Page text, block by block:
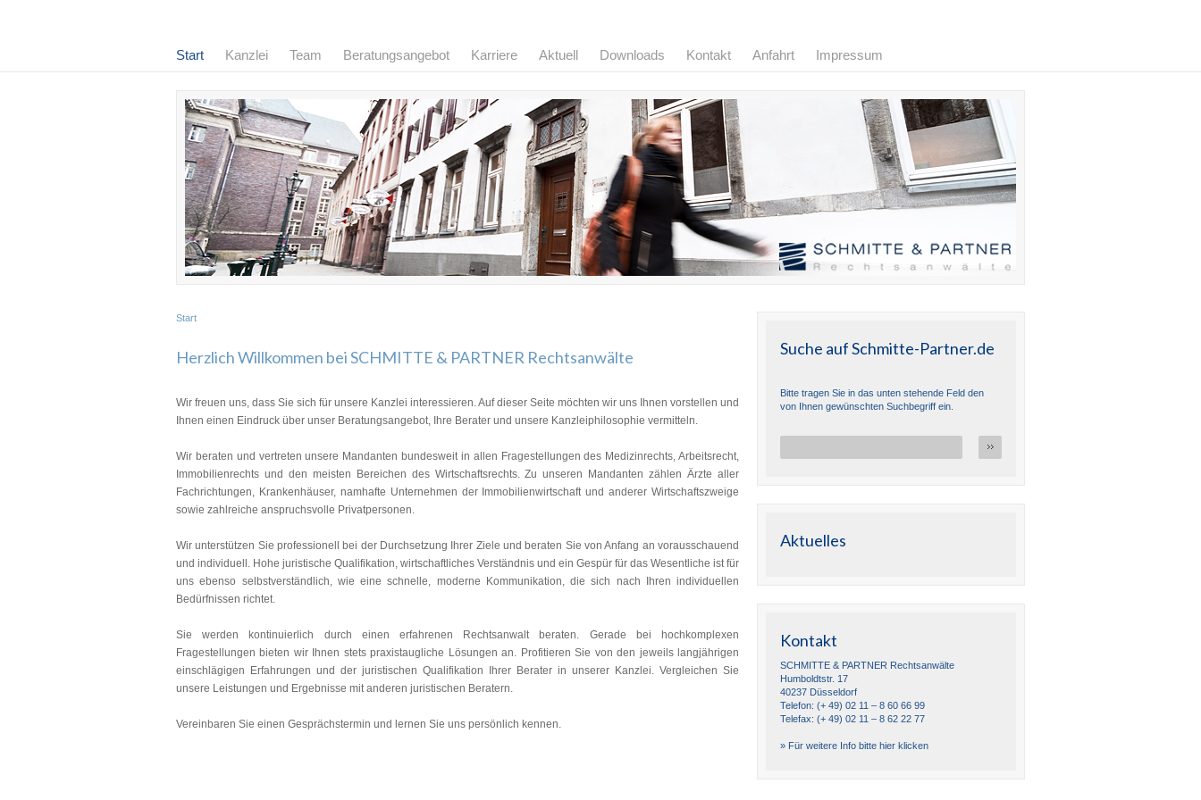
Start Kanzlei Team Beratungsangebot Karriere Aktuell Downloads Kontakt Anfahrt Impressum
Start
Herzlich Willkommen bei SCHMITTE & PARTNER Rechtsanwälte
Wir freuen uns, dass Sie sich für unsere Kanzlei interessieren. Auf dieser Seite möchten wir uns Ihnen vorstellen und
Ihnen einen Eindruck über unser Beratungsangebot, Ihre Berater und unsere Kanzleiphilosophie vermitteln.
Wir beraten und vertreten unsere Mandanten bundesweit in allen Fragestellungen des Medizinrechts, Arbeitsrecht,
Immobilienrechts und den meisten Bereichen des Wirtschaftsrechts. Zu unseren Mandanten zählen Ärzte aller
Fachrichtungen, Krankenhäuser, namhafte Unternehmen der Immobilienwirtschaft und anderer Wirtschaftszweige
sowie zahlreiche anspruchsvolle Privatpersonen.
Wir unterstützen Sie professionell bei der Durchsetzung Ihrer Ziele und beraten Sie von Anfang an vorausschauend
und individuell. Hohe juristische Qualifikation, wirtschaftliches Verständnis und ein Gespür für das Wesentliche ist für
uns ebenso selbstverständlich, wie eine schnelle, moderne Kommunikation, die sich nach Ihren individuellen
Bedürfnissen richtet.
Sie werden kontinuierlich durch einen erfahrenen Rechtsanwalt beraten. Gerade bei hochkomplexen
Fragestellungen bieten wir Ihnen stets praxistaugliche Lösungen an. Profitieren Sie von den jeweils langjährigen
einschlägigen Erfahrungen und der juristischen Qualifikation Ihrer Berater in unserer Kanzlei. Vergleichen Sie
unsere Leistungen und Ergebnisse mit anderen juristischen Beratern.
Vereinbaren Sie einen Gesprächstermin und lernen Sie uns persönlich kennen.
Suche auf Schmitte-Partner.de
Bitte tragen Sie in das unten stehende Feld den
von Ihnen gewünschten Suchbegriff ein.
Aktuelles
Kontakt
SCHMITTE & PARTNER Rechtsanwälte
Humboldtstr. 17
40237 Düsseldorf
Telefon: (+ 49) 02 11 – 8 60 66 99
Telefax: (+ 49) 02 11 – 8 62 22 77
» Für weitere Info bitte hier klicken